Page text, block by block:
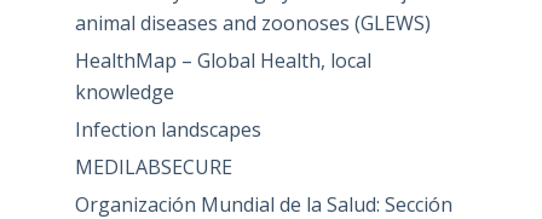
animal diseases and zoonoses (GLEWS)
HealthMap – Global Health, local
knowledge
Infection landscapes
MEDILABSECURE
Organización Mundial de la Salud: Sección